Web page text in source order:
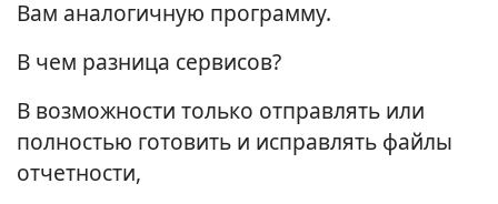
Вам аналогичную программу.
В чем разница сервисов?
В возможности только отправлять или
полностью готовить и исправлять файлы
отчетности,